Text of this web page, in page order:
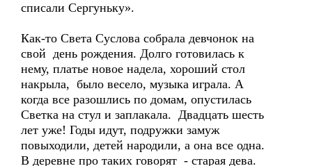
списали Сергуньку».
Как-то Света Суслова собрала девчонок на
свой день рождения. Долго готовилась к
нему, платье новое надела, хороший стол
накрыла, было весело, музыка играла. А
когда все разошлись по домам, опустилась
Светка на стул и заплакала. Двадцать шесть
лет уже! Годы идут, подружки замуж
повыходили, детей народили, а она все одна.
В деревне про таких говорят - старая дева.